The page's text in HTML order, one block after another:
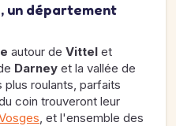
un département
autour de Vittel et
Darney et la vallée de
roulants, parfaits
coin trouveront leur
, et l'ensemble des